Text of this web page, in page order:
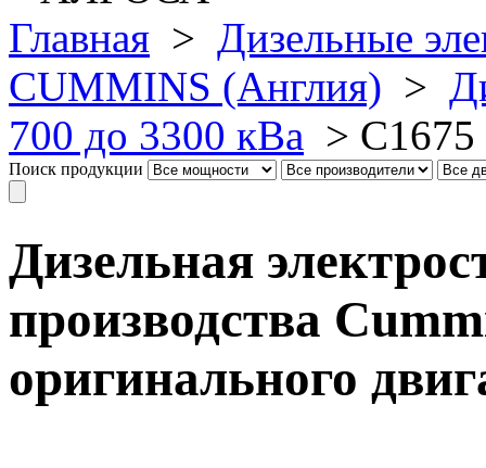
Главная > Дизельные
CUMMINS (Англия) >
700 до 3300 кВа >
Поиск продукции
Дизельная
производства
оригинального